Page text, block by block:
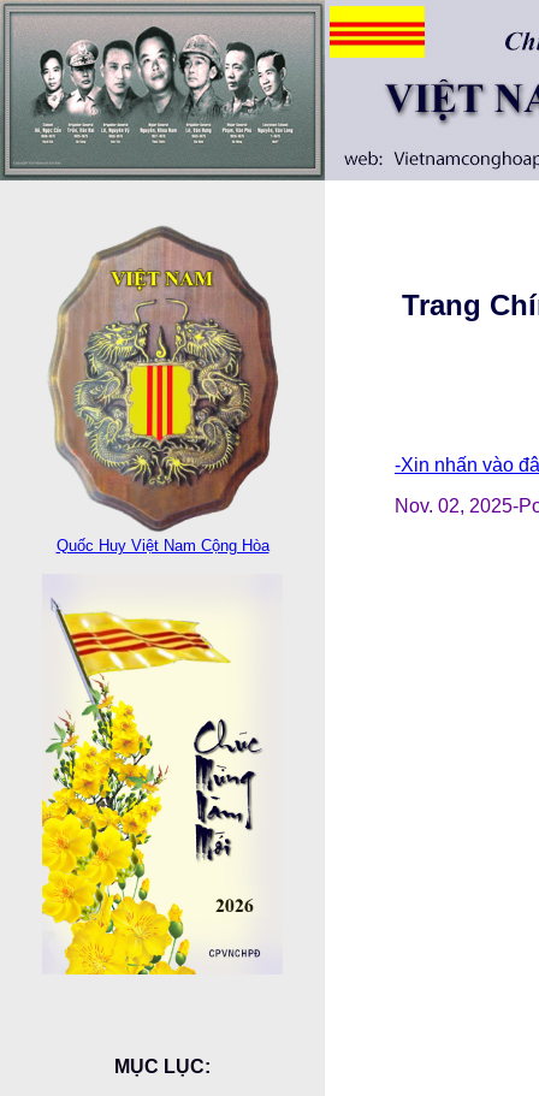
Quốc Huy Việt Nam Cộng Hòa
MỤC LỤC:
Trang
-Xin nhấn vào
Nov. 02, 2025-